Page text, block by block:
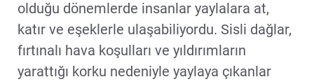
olduğu dönemlerde insanlar yaylalara at,
katır ve eşeklerle ulaşabiliyordu. Sisli dağlar,
fırtınalı hava koşulları ve yıldırımların
yarattığı korku nedeniyle yaylaya çıkanlar